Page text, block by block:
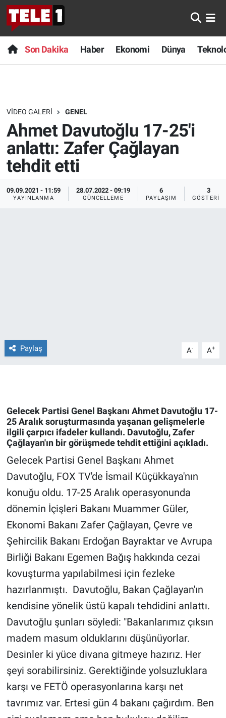
Son Dakika Haber Ekonomi Dünya
VIDEO GALERI GENEL
Ahmet Davutoğlu 17-25'i
anlattı: Zafer Çağlayan
tehdit etti
09.09.2021 - 11:59
YAYINLANMA
28.07.2022 - 09:19
GÜNCELLEME
6
PAYLAŞIM
3
GÖSTERIM
Paylaş A- A+
Gelecek Partisi Genel Başkanı Ahmet Davutoğlu 17-
25 Aralık soruşturmasında yaşanan gelişmelerle
ilgili çarpıcı ifadeler kullandı. Davutoğlu, Zafer
Çağlayan'ın bir görüşmede tehdit ettiğini açıkladı.
Gelecek Partisi Genel Başkanı Ahmet
Davutoğlu, FOX TV'de İsmail Küçükkaya'nın
konuğu oldu. 17-25 Aralık operasyonunda
dönemin İçişleri Bakanı Muammer Güler,
Ekonomi Bakanı Zafer Çağlayan, Çevre ve
Şehircilik Bakanı Erdoğan Bayraktar ve Avrupa
Birliği Bakanı Egemen Bağış hakkında cezai
kovuşturma yapılabilmesi için fezleke
hazırlanmıştı. Davutoğlu, Bakan Çağlayan'ın
kendisine yönelik üstü kapalı tehdidini anlattı.
Davutoğlu şunları söyledi: "Bakanlarımız çıksın
madem masum olduklarını düşünüyorlar.
Desinler ki yüce divana gitmeye hazırız. Her
şeyi sorabilirsiniz. Gerektiğinde yolsuzluklara
karşı ve FETÖ operasyonlarına karşı net
tavrımız var. Ertesi gün 4 bakanı çağırdım. Ben
Anında Manşet
Başka Sohbetler
Bilim turu
Bilim ve Teknoloji Evreni
Doğa Konuşuyor
Dünya
Forum
Gün Bitiyor
Gün Ortası
Gündem Özel
Günün görüntüsü
Haber
İlan
Kimdir
Koronavirüs
Ne demişti
Nedir
Popüler
Son Dakika
Haber
Dünya
Teknoloji
Sağlık
Spor
Nöbetçi Eczaneler
Hava Durumu
Trafik Durumu
Süper Lig Puan Durumu ve Fikstür
Tüm Manşetler
Son Dakika Haberleri